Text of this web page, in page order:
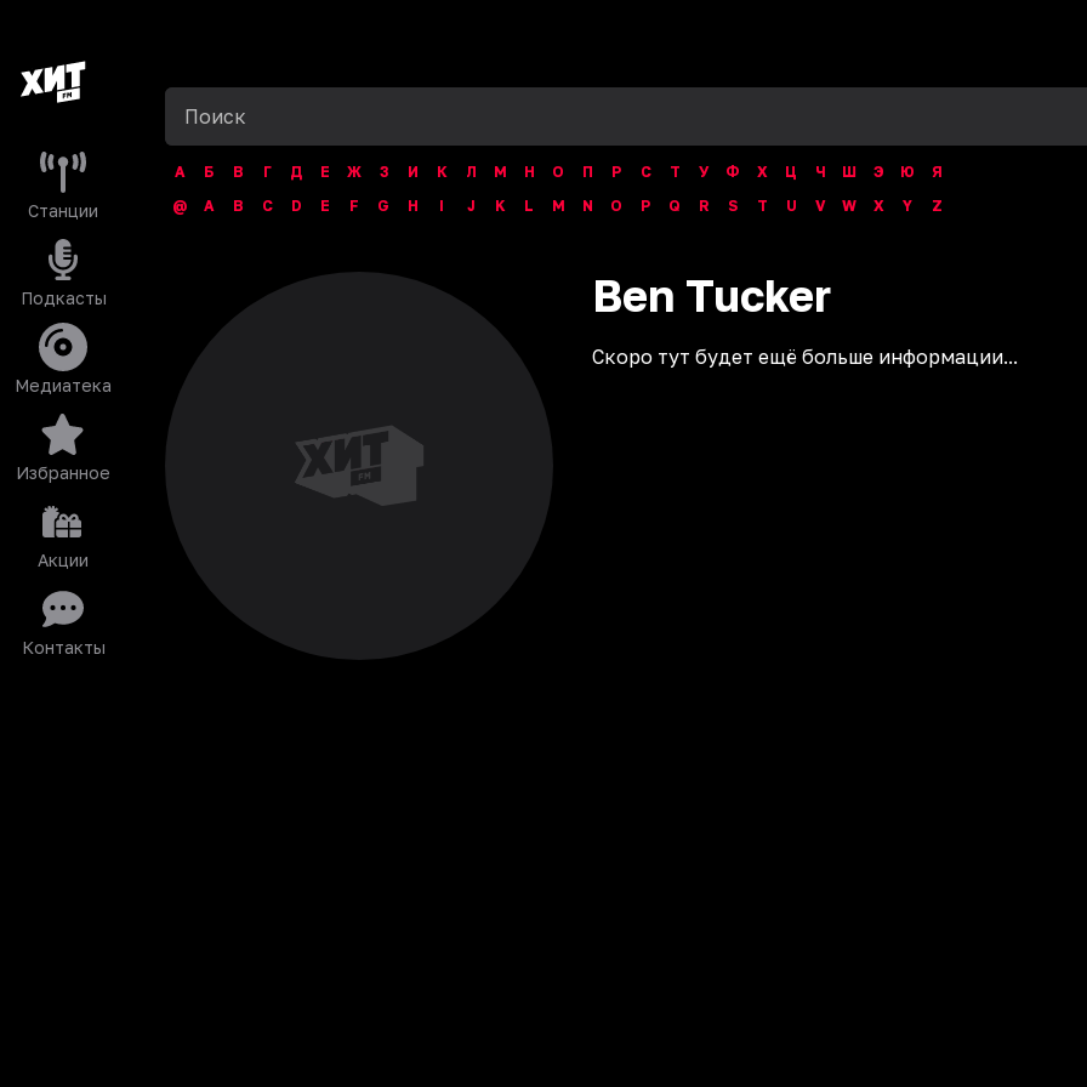
Станции
Подкасты
Медиатека
Избранное
Акции
Контакты
А Б В Г Д Е Ж З И К Л М Н О П Р С Т У Ф Х Ц Ч Ш Э Ю
Я
@
A B C D E F G H I J K L M N O P Q R S T U V W X Y Z
Ben Tucker
Скоро тут будет ещё больше информации...